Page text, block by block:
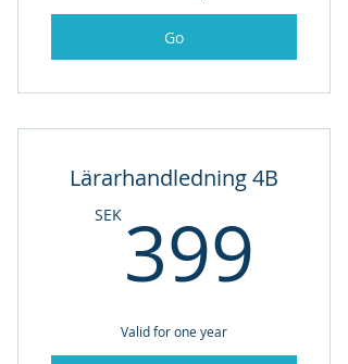
Go
Lärarhandledning 4B
SEK 399
Valid for one year